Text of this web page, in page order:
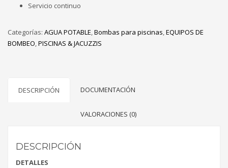
Servicio continuo
Categorías: AGUA POTABLE,Bombas para piscinas,EQUIPOS DE
BOMBEO,PISCINAS & JACUZZIS
DESCRIPCIÓN DOCUMENTACIÓN
VALORACIONES (0)
DESCRIPCIÓN
DETALLES